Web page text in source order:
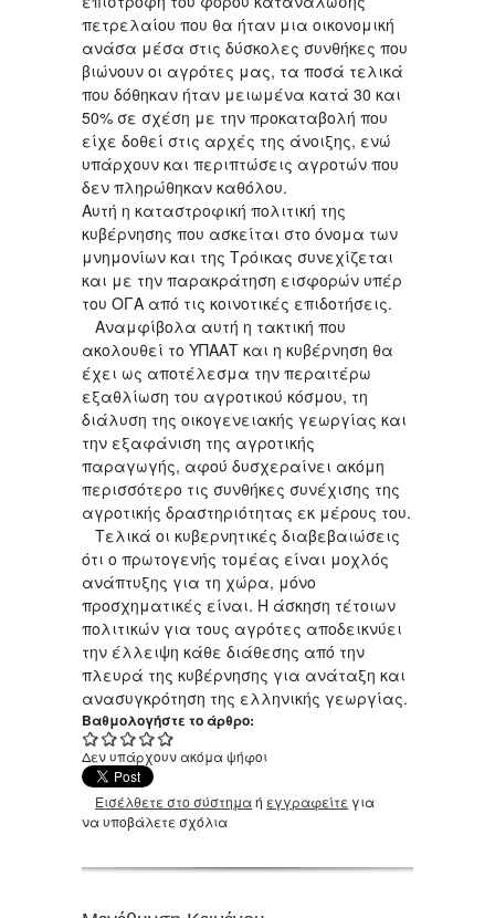
πετρελαίου που θα ήταν μια οικονομική
ανάσα μέσα στις δύσκολες συνθήκες που
βιώνουν οι αγρότες μας, τα ποσά τελικά
που δόθηκαν ήταν μειωμένα κατά 30 και
50% σε σχέση με την προκαταβολή που
είχε δοθεί στις αρχές της άνοιξης, ενώ
υπάρχουν και περιπτώσεις αγροτών που
δεν πληρώθηκαν καθόλου.
Αυτή η καταστροφική πολιτική της
κυβέρνησης που ασκείται στο όνομα των
μνημονίων και της Τρόικας συνεχίζεται
και με την παρακράτηση εισφορών υπέρ
του ΟΓΑ από τις κοινοτικές επιδοτήσεις.
Αναμφίβολα αυτή η τακτική που
ακολουθεί το ΥΠΑΑΤ και η κυβέρνηση θα
έχει ως αποτέλεσμα την περαιτέρω
εξαθλίωση του αγροτικού κόσμου, τη
διάλυση της οικογενειακής γεωργίας και
την εξαφάνιση της αγροτικής
παραγωγής, αφού δυσχεραίνει ακόμη
περισσότερο τις συνθήκες συνέχισης της
αγροτικής δραστηριότητας εκ μέρους του.
Τελικά οι κυβερνητικές διαβεβαιώσεις
ότι ο πρωτογενής τομέας είναι μοχλός
ανάπτυξης για τη χώρα, μόνο
προσχηματικές είναι. Η άσκηση τέτοιων
πολιτικών για τους αγρότες αποδεικνύει
την έλλειψη κάθε διάθεσης από την
πλευρά της κυβέρνησης για ανάταξη και
ανασυγκρότηση της ελληνικής γεωργίας.
Βαθμολογήστε το άρθρο:
Δεν υπάρχουν ακόμα ψήφοι
Εισέλθετε στο σύστημαή εγγραφείτε για
να υποβάλετε σχόλια